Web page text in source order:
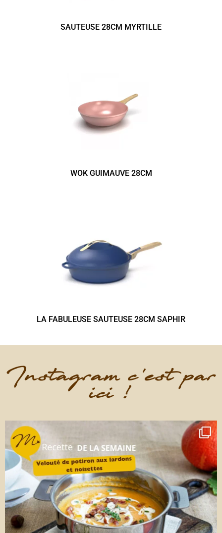
SAUTEUSE 28CM MYRTILLE
WOK GUIMAUVE 28CM
LA FABULEUSE SAUTEUSE 28CM SAPHIR
Instagram c'est par
ici !